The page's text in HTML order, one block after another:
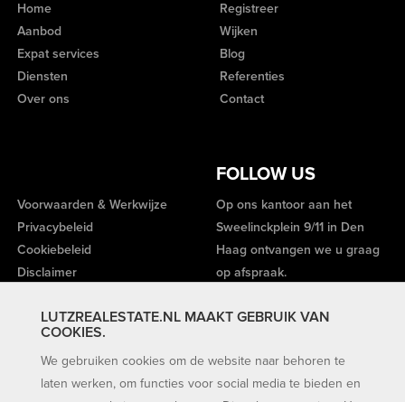
LUTZREALESTATE.NL MAAKT GEBRUIK VAN
COOKIES.
We gebruiken cookies om de website naar behoren te
laten werken, om functies voor social media te bieden en
Home
Aanbod
Expat services
Diensten
Over ons
Registreer
Wijken
Blog
Referenties
Contact
FOLLOW US
Voorwaarden & Werkwijze
Privacybeleid
Cookiebeleid
Disclaimer
Op ons kantoor aan het
Sweelinckplein 9/11 in Den
Haag ontvangen we u graag
op afspraak.